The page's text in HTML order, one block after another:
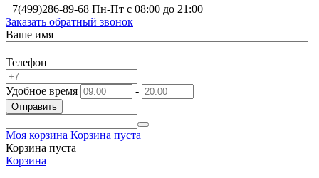
+7(499)286-89-68 Пн-Пт с 08:00 до 21:00
Заказать обратный звонок
Ваше имя
Телефон
Удобное время -
Отправить
Моя корзина Корзина пуста
Корзина пуста
Корзина